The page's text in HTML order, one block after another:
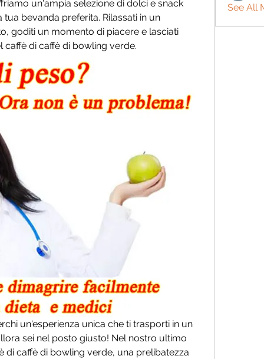
un'ampia selezione di dolci e snack
bevanda preferita. Rilassati in un
goditi un momento di piacere e lasciati
di caffè di bowling verde.
un'esperienza unica che ti trasporti in un
sei nel posto giusto! Nel nostro ultimo
di caffè di bowling verde, una prelibatezza
See All